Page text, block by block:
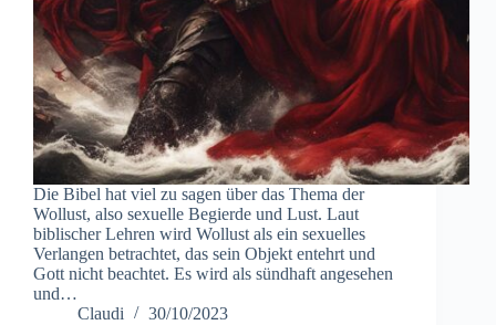
Die Bibel hat viel zu sagen über das Thema der
Wollust, also sexuelle Begierde und Lust. Laut
biblischer Lehren wird Wollust als ein sexuelles
Verlangen betrachtet, das sein Objekt entehrt und
Gott nicht beachtet. Es wird als sündhaft angesehen
und…
Claudi
30/10/2023